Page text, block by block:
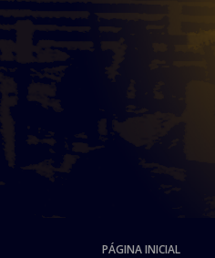
PÁGINA INICIAL